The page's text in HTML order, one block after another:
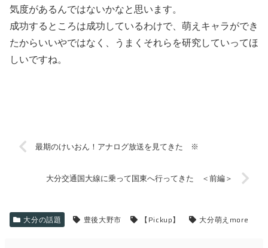
気度があるんではないかなと思います。
成功するところは成功しているわけで、萌えキャラができ
たからいいやではなく、うまくそれらを研究していってほ
しいですね。
最期のけいおん！アナログ放送を見てきた ※
大分交通国大線に乗って国東へ行ってきた ＜前編＞
大分の話題 豊後大野市 【Pickup】 大分萌えmore